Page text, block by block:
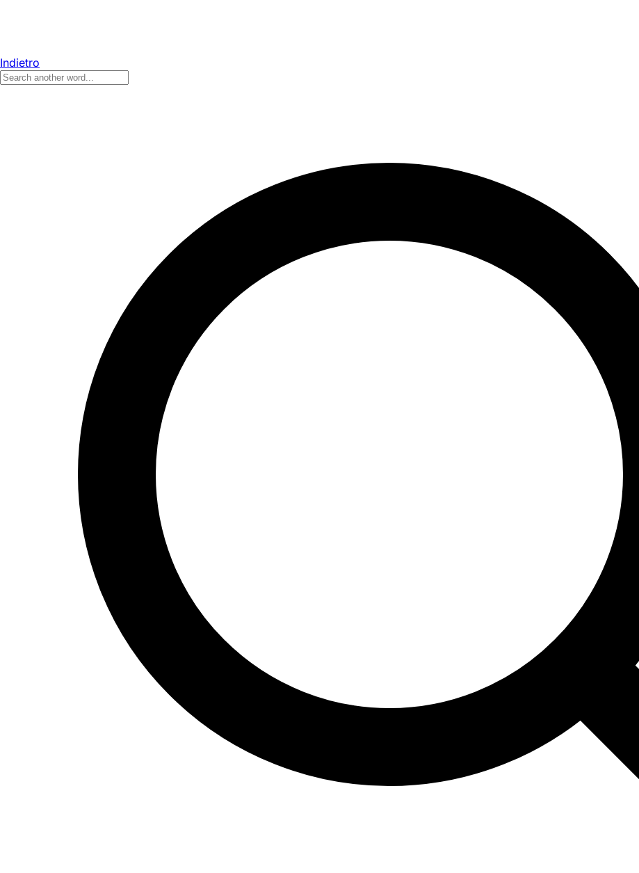
Indietro